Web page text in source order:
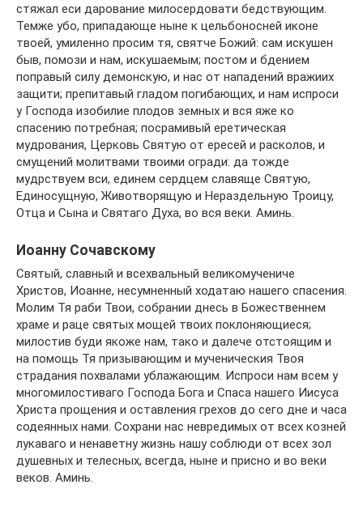
стяжал еси дарование милосердовати бедствующим.
Темже убо, припадающе ныне к цельбоносней иконе
твоей, умиленно просим тя, святче Божий: сам искушен
быв, помози и нам, искушаемым; постом и бдением
поправый силу демонскую, и нас от нападений вражиих
защити; препитавый гладом погибающих, и нам испроси
у Господа изобилие плодов земных и вся яже ко
спасению потребная; посрамивый еретическая
мудрования, Церковь Святую от ересей и расколов, и
смущений молитвами твоими огради: да тожде
мудрствуем вси, единем сердцем славяще Святую,
Единосущную, Животворящую и Нераздельную Троицу,
Отца и Сына и Святаго Духа, во вся веки. Аминь.
Иоанну Сочавскому
Святый, славный и всехвальный великомучениче
Христов, Иоанне, несумненный ходатаю нашего спасения.
Молим Тя раби Твои, собрании днесь в Божественнем
храме и раце святых мощей твоих поклоняющиеся;
милостив буди якоже нам, тако и далече отстоящим и
на помощь Тя призывающим и мученическия Твоя
страдания похвалами ублажающим. Испроси нам всем у
многомилостиваго Господа Бога и Спаса нашего Иисуса
Христа прощения и оставления грехов до сего дне и часа
содеянных нами. Сохрани нас невредимых от всех козней
лукаваго и ненаветну жизнь нашу соблюди от всех зол
душевных и телесных, всегда, ныне и присно и во веки
веков. Аминь.